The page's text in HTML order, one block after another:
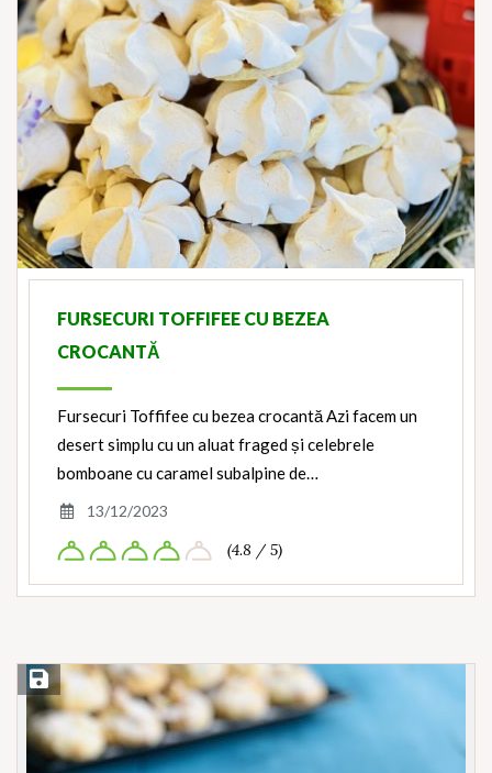
FURSECURI TOFFIFEE CU BEZEA
CROCANTĂ
Fursecuri Toffifee cu bezea crocantă Azi facem un
desert simplu cu un aluat fraged și celebrele
bomboane cu caramel subalpine de…
13/12/2023
(4.8 / 5)
Save Recipe